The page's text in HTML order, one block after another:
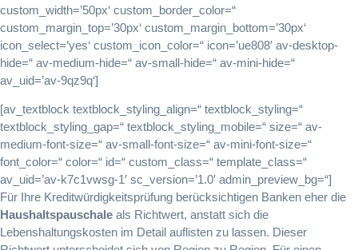
custom_width=’50px‘ custom_border_color=“
custom_margin_top=’30px‘ custom_margin_bottom=’30px‘
icon_select=’yes‘ custom_icon_color=“ icon=’ue808′ av-desktop-
hide=“ av-medium-hide=“ av-small-hide=“ av-mini-hide=“
av_uid=’av-9qz9q‘]
[av_textblock textblock_styling_align=“ textblock_styling=“
textblock_styling_gap=“ textblock_styling_mobile=“ size=“ av-
medium-font-size=“ av-small-font-size=“ av-mini-font-size=“
font_color=“ color=“ id=“ custom_class=“ template_class=“
av_uid=’av-k7c1vwsg-1′ sc_version=’1.0′ admin_preview_bg=“]
Für Ihre Kreditwürdigkeitsprüfung berücksichtigen Banken eher die
Haushaltspauschale als Richtwert, anstatt sich die
Lebenshaltungskosten im Detail auflisten zu lassen. Dieser